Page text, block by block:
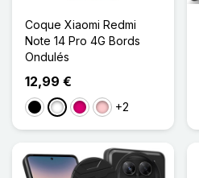
Coque Xiaomi Redmi
Note 14 Pro 4G Bords
Ondulés
12,99 €
NoirBlancMagenta
Rose+2